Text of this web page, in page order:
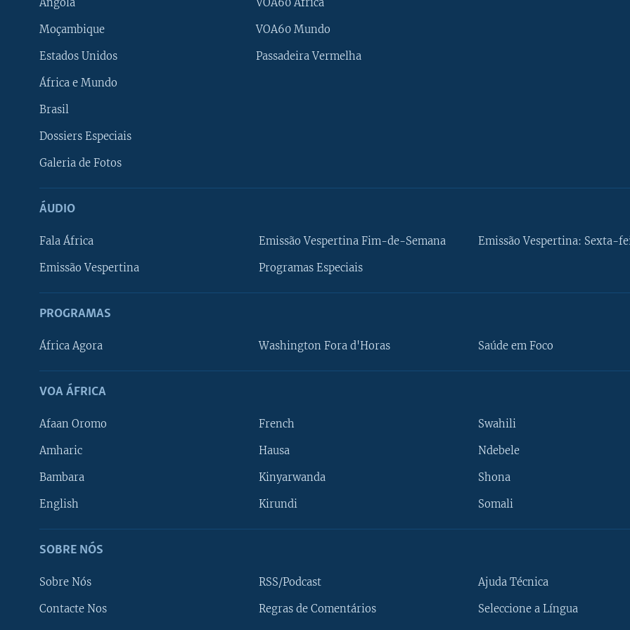
Angola
Moçambique
Estados Unidos
África e Mundo
Brasil
Dossiers Especiais
Galeria de Fotos
VOA60 África
VOA60 Mundo
Passadeira Vermelha
ÁUDIO
Fala África
Emissão Vespertina
Emissão Vespertina Fim-de-Semana
Programas Especiais
Emissão Vespertina: Sexta-
PROGRAMAS
África Agora Washington Fora d'Horas Saúde em Foco
VOA ÁFRICA
Afaan Oromo
Amharic
Bambara
English
French
Hausa
Kinyarwanda
Kirundi
Swahili
Ndebele
Shona
Somali
SOBRE NÓS
Sobre Nós
Contacte Nos
RSS/Podcast
Regras de Comentários
Ajuda Técnica
Seleccione a Língua